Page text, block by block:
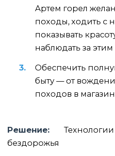
Артем горел
походы, ходить с
показывать
наблюдать за
Обеспечить
быту — от
походов в
Решение:
бездорожья